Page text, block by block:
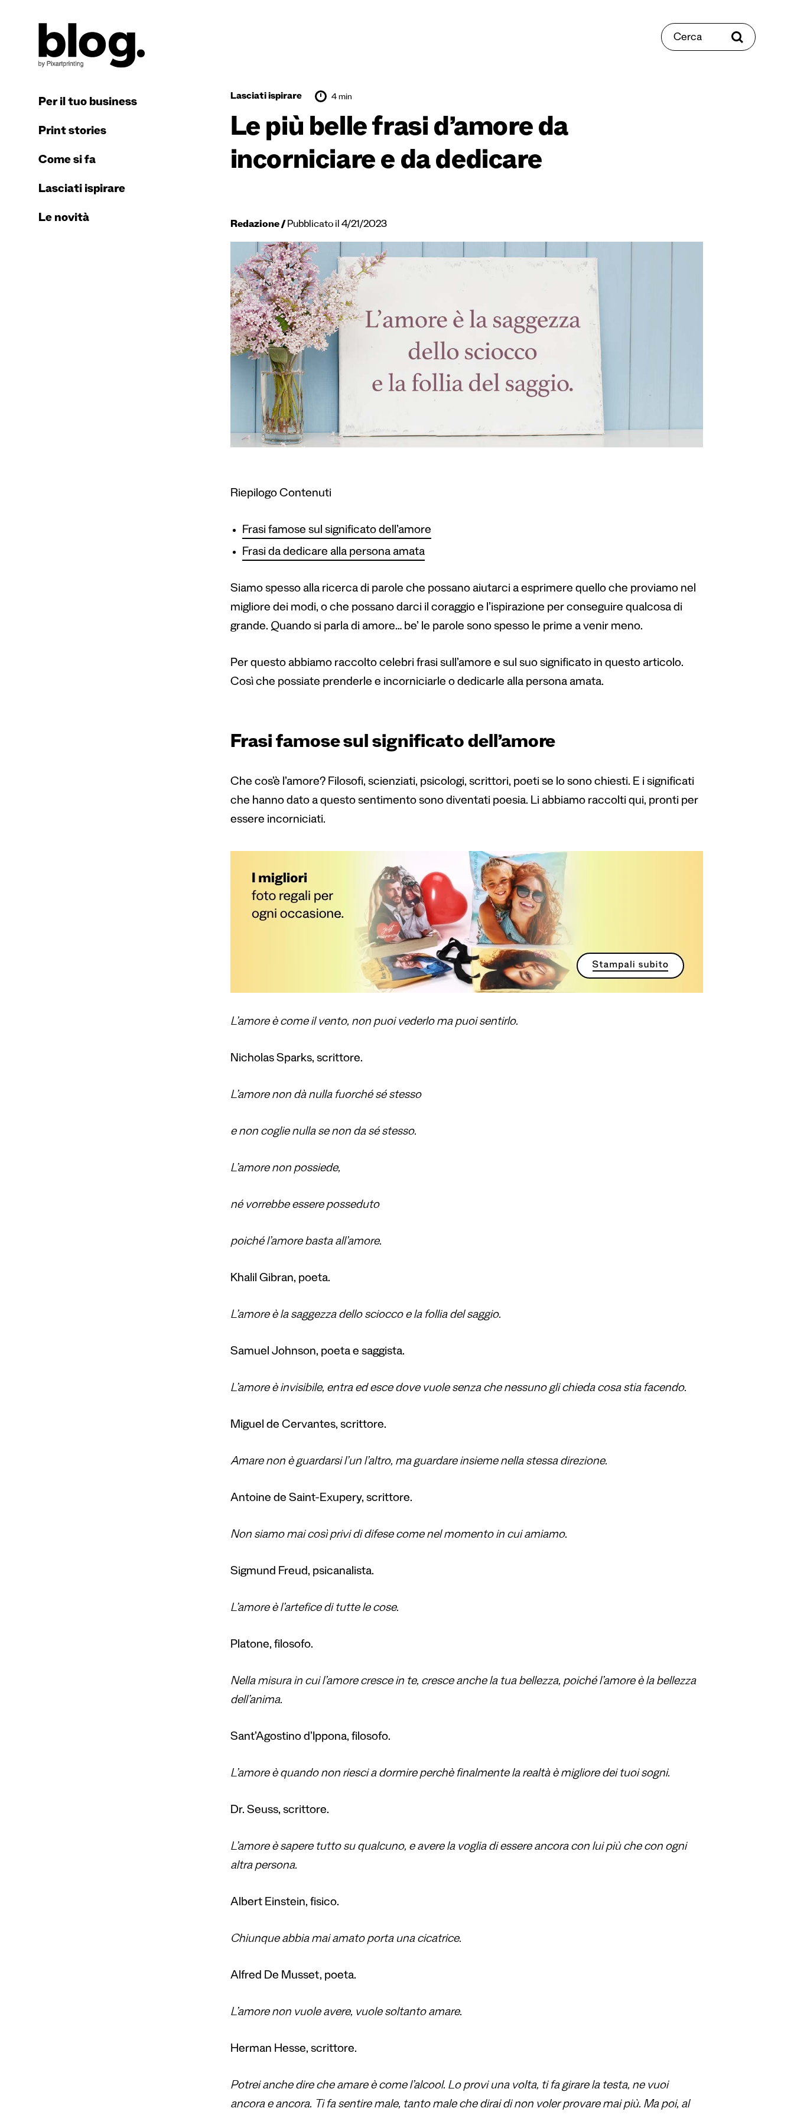
Per il tuo business
Print stories
Come si fa
Lasciati ispirare
Le novità
Cerca
Lasciati ispirare 4 min
Le più belle frasi d’amore da
incorniciare e da dedicare
Redazione Pubblicato il 4/21/2023
Riepilogo Contenuti
Frasi famose sul significato dell’amore
Frasi da dedicare alla persona amata
Siamo spesso alla ricerca di parole che possano aiutarci a esprimere quello che proviamo nel
migliore dei modi, o che possano darci il coraggio e l’ispirazione per conseguire qualcosa di
grande. Quando si parla di amore… be’ le parole sono spesso le prime a venir meno.
Per questo abbiamo raccolto celebri frasi sull’amore e sul suo significato in questo articolo.
Così che possiate prenderle e incorniciarle o dedicarle alla persona amata.
Frasi famose sul significato dell’amore
Che cos’è l’amore? Filosofi, scienziati, psicologi, scrittori, poeti se lo sono chiesti. E i significati
che hanno dato a questo sentimento sono diventati poesia. Li abbiamo raccolti qui, pronti per
essere incorniciati.
L’amore è come il vento, non puoi vederlo ma puoi sentirlo.
Nicholas Sparks, scrittore.
L’amore non dà nulla fuorché sé stesso
e non coglie nulla se non da sé stesso.
L’amore non possiede,
né vorrebbe essere posseduto
poiché l’amore basta all’amore.
Khalil Gibran, poeta.
L’amore è la saggezza dello sciocco e la follia del saggio.
Samuel Johnson, poeta e saggista.
L’amore è invisibile, entra ed esce dove vuole senza che nessuno gli chieda cosa stia facendo.
Miguel de Cervantes, scrittore.
Amare non è guardarsi l’un l’altro, ma guardare insieme nella stessa direzione.
Antoine de Saint-Exupery, scrittore.
Non siamo mai così privi di difese come nel momento in cui amiamo.
Sigmund Freud, psicanalista.
L’amore è l’artefice di tutte le cose.
Platone, filosofo.
Nella misura in cui l’amore cresce in te, cresce anche la tua bellezza, poiché l’amore è la bellezza
dell’anima.
Sant’Agostino d’Ippona, filosofo.
L’amore è quando non riesci a dormire perchè finalmente la realtà è migliore dei tuoi sogni.
Dr. Seuss, scrittore.
L’amore è sapere tutto su qualcuno, e avere la voglia di essere ancora con lui più che con ogni
altra persona.
Albert Einstein, fisico.
Chiunque abbia mai amato porta una cicatrice.
Alfred De Musset, poeta.
L’amore non vuole avere, vuole soltanto amare.
Herman Hesse, scrittore.
Potrei anche dire che amare è come l’alcool. Lo provi una volta, ti fa girare la testa, ne vuoi
ancora e ancora. Ti fa sentire male, tanto male che dirai di non voler provare mai più. Ma poi, al